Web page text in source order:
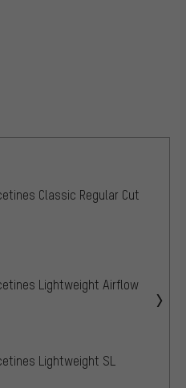
Classic Regular Cut
Lightweight Airflow
Lightweight SL